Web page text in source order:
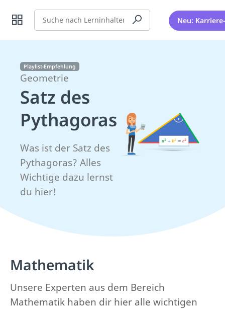
Suche Neu:
Playlist-Empfehlung
Geometrie
Satz des
Pythagoras
Was ist der Satz des
Pythagoras? Alles
Wichtige dazu lernst
du hier!
Mathematik
Unsere Experten aus dem Bereich
Mathematik haben dir hier alle wichtigen